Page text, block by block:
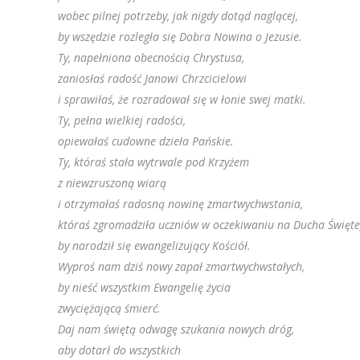
wobec pilnej potrzeby, jak nigdy dotąd naglącej,
by wszędzie rozległa się Dobra Nowina o Jezusie.
Ty, napełniona obecnością Chrystusa,
zaniosłaś radość Janowi Chrzcicielowi
i sprawiłaś, że rozradował się w łonie swej matki.
Ty, pełna wielkiej radości,
opiewałaś cudowne dzieła Pańskie.
Ty, któraś stała wytrwale pod Krzyżem
z niewzruszoną wiarą
i otrzymałaś radosną nowinę zmartwychwstania,
któraś zgromadziła uczniów w oczekiwaniu na Ducha
by narodził się ewangelizujący Kościół.
Wyproś nam dziś nowy zapał zmartwychwstałych,
by nieść wszystkim Ewangelię życia
zwyciężającą śmierć.
Daj nam świętą odwagę szukania nowych dróg,
aby dotarł do wszystkich